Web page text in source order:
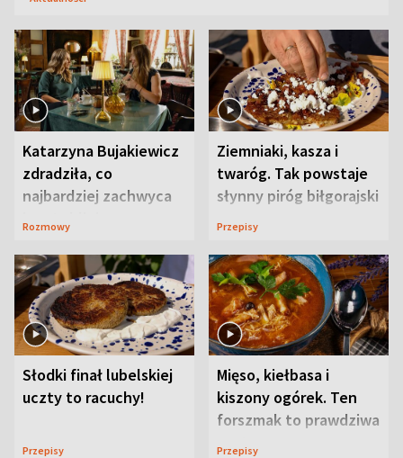
Katarzyna Bujakiewicz
zdradziła, co
najbardziej zachwyca
ją w Lublinie
Rozmowy
Ziemniaki, kasza i
twaróg. Tak powstaje
słynny piróg biłgorajski
Przepisy
Słodki finał lubelskiej
uczty to racuchy!
Przepisy
Mięso, kiełbasa i
kiszony ogórek. Ten
forszmak to prawdziwa
uczta
Przepisy